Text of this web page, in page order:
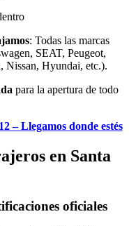
: Todas las marcas
SEAT, Peugeot,
Nissan, Hyundai, etc.).
para la apertura de todo
– Llegamos donde estés
en Santa
oficiales